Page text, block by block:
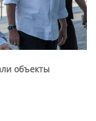
объекты